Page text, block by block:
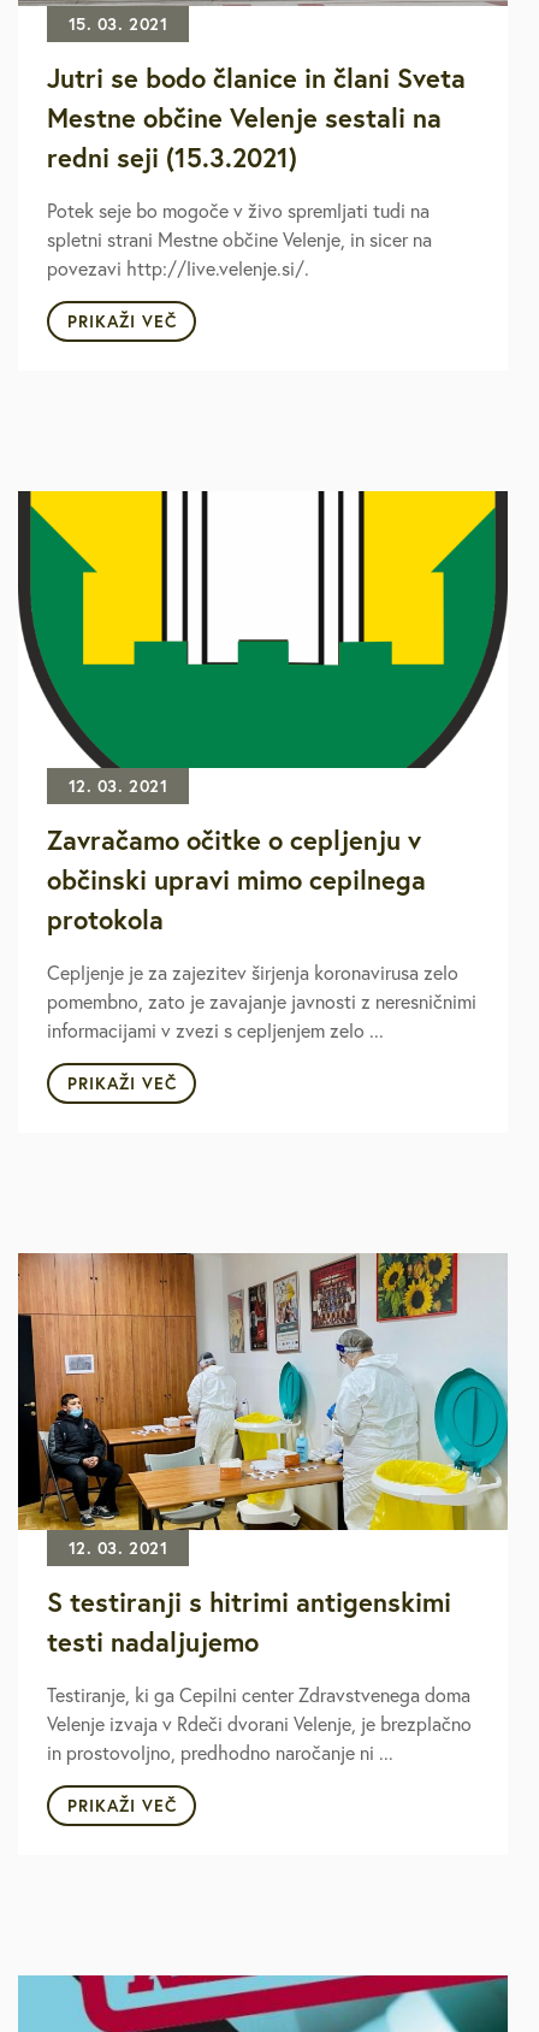
15. 03. 2021
Jutri se bodo članice in člani Sveta
Mestne občine Velenje sestali na
redni seji (15.3.2021)
Potek seje bo mogoče v živo spremljati tudi na
spletni strani Mestne občine Velenje, in sicer na
povezavi http://live.velenje.si/.
PRIKAŽI VEČ
12. 03. 2021
Zavračamo očitke o cepljenju v
občinski upravi mimo cepilnega
protokola
Cepljenje je za zajezitev širjenja koronavirusa zelo
pomembno, zato je zavajanje javnosti z neresničnimi
informacijami v zvezi s cepljenjem zelo ...
PRIKAŽI VEČ
12. 03. 2021
S testiranji s hitrimi antigenskimi
testi nadaljujemo
Testiranje, ki ga Cepilni center Zdravstvenega doma
Velenje izvaja v Rdeči dvorani Velenje, je brezplačno
in prostovoljno, predhodno naročanje ni ...
PRIKAŽI VEČ